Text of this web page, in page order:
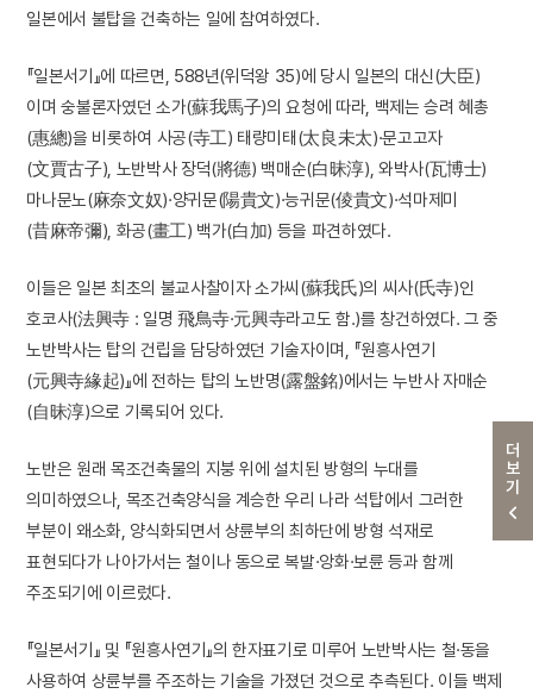
더보기
일본에서 불탑을 건축하는 일에 참여하였다.
『일본서기』에 따르면, 588년(위덕왕 35)에 당시 일본의 대신(大臣)
이며 숭불론자였던 소가(蘇我馬子)의 요청에 따라, 백제는 승려 혜총
(惠總)을 비롯하여 사공(寺工) 태량미태(太良未太)·문고고자
(文賈古子), 노반박사 장덕(將德) 백매순(白昧淳), 와박사(瓦博士)
마나문노(麻奈文奴)·양귀문(陽貴文)·능귀문(倰貴文)·석마제미
(昔麻帝彌), 화공(畫工) 백가(白加) 등을 파견하였다.
이들은 일본 최초의 불교사찰이자 소가씨(蘇我氏)의 씨사(氏寺)인
호코사(法興寺 : 일명 飛鳥寺·元興寺라고도 함.)를 창건하였다. 그 중
노반박사는 탑의 건립을 담당하였던 기술자이며, 『원흥사연기
(元興寺緣起)』에 전하는 탑의 노반명(露盤銘)에서는 누반사 자매순
(自昧淳)으로 기록되어 있다.
노반은 원래 목조건축물의 지붕 위에 설치된 방형의 누대를
의미하였으나, 목조건축양식을 계승한 우리 나라 석탑에서 그러한
부분이 왜소화, 양식화되면서 상륜부의 최하단에 방형 석재로
표현되다가 나아가서는 철이나 동으로 복발·앙화·보륜 등과 함께
주조되기에 이르렀다.
『일본서기』 및 『원흥사연기』의 한자표기로 미루어 노반박사는 철·동을
사용하여 상륜부를 주조하는 기술을 가졌던 것으로 추측된다. 이들 백제